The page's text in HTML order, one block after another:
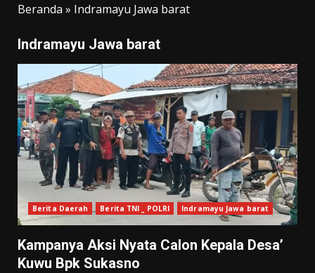
Beranda » Indramayu Jawa barat
Indramayu Jawa barat
Berita Daerah Berita TNI _ POLRI Indramayu Jawa barat
Kampanya Aksi Nyata Calon Kepala Desa’
Kuwu Bpk Sukasno